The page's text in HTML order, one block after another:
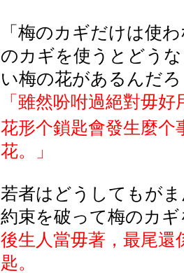
「梅のカギだけは使
のカギを使うとどう
い梅の花があるんだ
「雖然吩咐過絕對毋
花形个鎖匙會發生麼个
花。」
若者はどうしてもが
約束を破って梅のカ
後生人當毋著，最尾還
匙。